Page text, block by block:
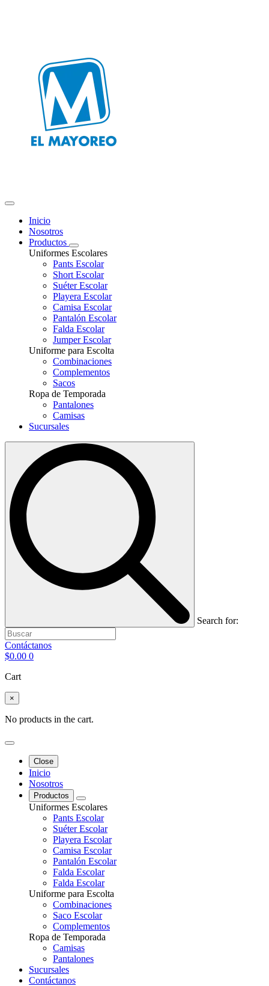
Inicio
Nosotros
Productos
Uniformes Escolares
Pants Escolar
Short Escolar
Suéter Escolar
Playera Escolar
Camisa Escolar
Pantalón Escolar
Falda Escolar
Jumper Escolar
Uniforme para Escolta
Combinaciones
Complementos
Sacos
Ropa de Temporada
Pantalones
Camisas
Sucursales
Search for:
Contáctanos
$0.00 0
Cart
×
No products in the cart.
Close
Inicio
Nosotros
Productos
Uniformes Escolares
Pants Escolar
Suéter Escolar
Playera Escolar
Camisa Escolar
Pantalón Escolar
Falda Escolar
Falda Escolar
Uniforme para Escolta
Combinaciones
Saco Escolar
Complementos
Ropa de Temporada
Camisas
Pantalones
Sucursales
Contáctanos